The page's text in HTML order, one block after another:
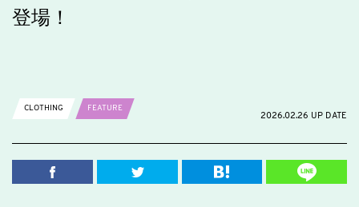
登場！
CLOTHING
FEATURE
2026.02.26 UP DATE